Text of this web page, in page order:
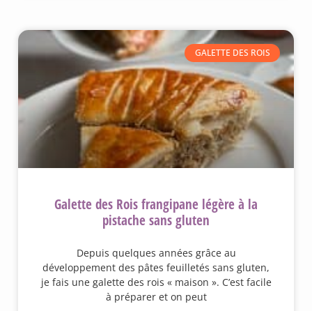
GALETTE DES ROIS
Galette des Rois frangipane légère à la
pistache sans gluten
Depuis quelques années grâce au
développement des pâtes feuilletés sans gluten,
je fais une galette des rois « maison ». C’est facile
à préparer et on peut